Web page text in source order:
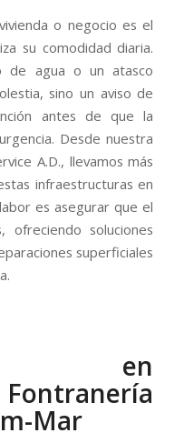
o negocio es el
su comodidad diaria.
de agua o un atasco
sino un aviso de
antes de que la
Desde nuestra
A.D., llevamos más
infraestructuras en
es asegurar que el
ofreciendo soluciones
superficiales
en
Mar